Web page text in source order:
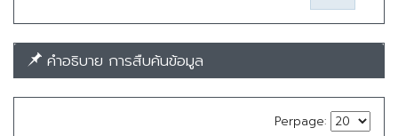
คำอธิบาย การสืบค้นข้อมูล
Perpage: